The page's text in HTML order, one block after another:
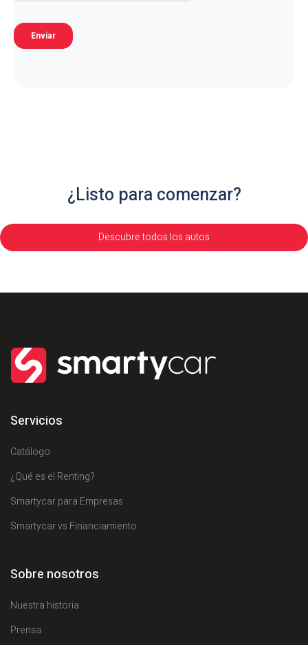
¿Listo para comenzar?
Descubre todos los autos
Servicios
Catálogo
¿Qué es el Renting?
Smartycar para Empresas
Smartycar vs Financiamiento
Sobre nosotros
Nuestra historia
Prensa